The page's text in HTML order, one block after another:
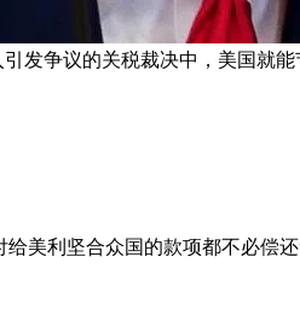
发争议的关税裁决中，美国就能
给美利坚合众国的款项都不必